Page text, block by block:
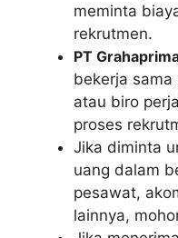
meminta
rekrutmen.
PT
bekerja sama
atau biro
proses
Jika diminta
uang dalam
pesawat,
lainnya,